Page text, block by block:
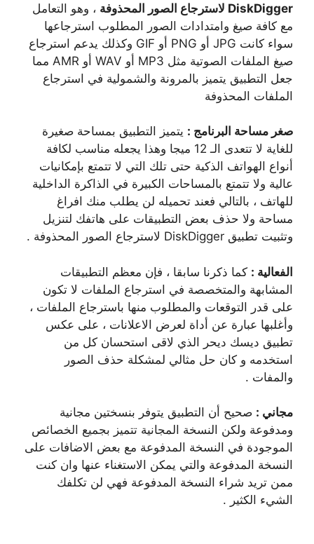
DiskDigger لاسترجاع الصور المحذوفة
، وهو التعامل
مع كافة صيغ وامتدادات الصور المطلوب استرجاعها
سواء كانت JPG أو PNG أو GIF وكذلك يدعم استرجاع
صيغ الملفات الصوتية مثل MP3 أو WAV أو AMR مما
جعل التطبيق يتميز بالمرونة والشمولية في استرجاع
الملفات المحذوفة
صغر مساحة البرنامج : يتميز التطبيق بمساحة صغيرة
للغاية لا تتعدى الـ 12 ميجا وهذا يجعله مناسب لكافة
أنواع الهواتف الذكية حتى تلك التي لا تتمتع بإمكانيات
عالية ولا تتمتع بالمساحات الكبيرة في الذاكرة الداخلية
للهاتف ، بالتالي فعند تحميله لن يطلب منك افراغ
مساحة ولا حذف بعض التطبيقات على هاتفك لتنزيل
وتثبيت تطبيق DiskDigger لاسترجاع الصور المحذوفة .
الفعالية : كما ذكرنا سابقا ، فإن معظم التطبيقات
المشابهة والمتخصصة في استرجاع الملفات لا تكون
على قدر التوقعات والمطلوب منها باسترجاع الملفات ،
وأغلبها عبارة عن أداة لعرض الاعلانات ، على عكس
تطبيق ديسك ديحر الذي لاقى استحسان كل من
استخدمه و كان حل مثالي لمشكلة حذف الصور
والمفات .
مجاني : صحيح أن التطبيق يتوفر بنسختين مجانية
ومدفوعة ولكن النسخة المجانية تتميز بجميع الخصائص
الموجودة في النسخة المدفوعة مع بعض الاضافات على
النسخة المدفوعة والتي يمكن الاستغناء عنها وان كنت
ممن تريد شراء النسخة المدفوعة فهي لن تكلفك
الشيء الكثير .